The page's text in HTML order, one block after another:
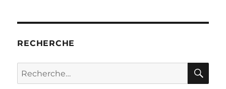
RECHERCHE
Recherche
pour :